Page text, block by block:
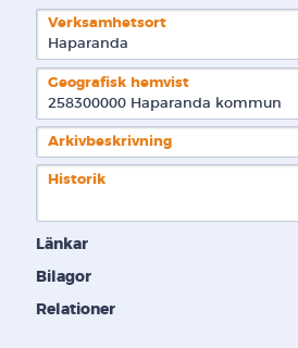
Verksamhetsort
Haparanda
Geografisk hemvist
Arkivbeskrivning
Historik
Länkar
Bilagor
Relationer